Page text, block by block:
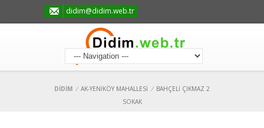
didim@didim.web.tr
DİDİM / AK-YENİKÖY MAHALLESİ / BAHÇELİ ÇIKMAZ 2
SOKAK